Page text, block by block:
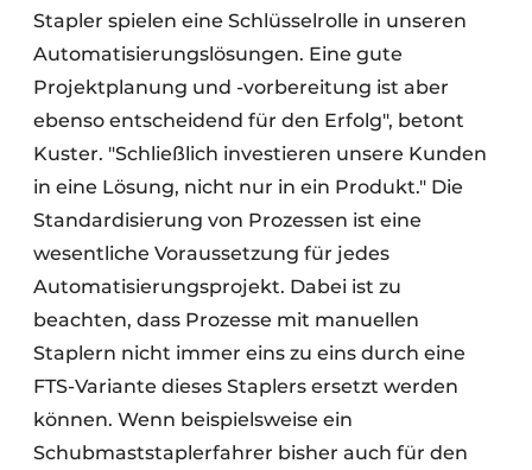
Stapler spielen eine Schlüsselrolle in unseren
Automatisierungslösungen. Eine gute
Projektplanung und -vorbereitung ist aber
ebenso entscheidend für den Erfolg", betont
Kuster. "Schließlich investieren unsere Kunden
in eine Lösung, nicht nur in ein Produkt." Die
Standardisierung von Prozessen ist eine
wesentliche Voraussetzung für jedes
Automatisierungsprojekt. Dabei ist zu
beachten, dass Prozesse mit manuellen
Staplern nicht immer eins zu eins durch eine
FTS-Variante dieses Staplers ersetzt werden
können. Wenn beispielsweise ein
Schubmaststaplerfahrer bisher auch für den